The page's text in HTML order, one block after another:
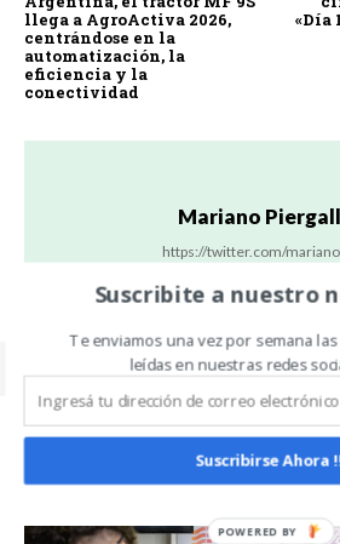
llega a AgroActiva 2026,
centrándose en la
automatización, la
eficiencia y la
conectividad
«Día
Mariano
https://twitter.com/
Related Articles
Suscribite a nuestro
Te enviamos una vez por semana
leídas en nuestras redes
Suscribirse Ahora